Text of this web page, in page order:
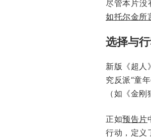
尽管本片没
如托尔金所
选择与
新版《超人
究反派“童
（如《金
正如预告片
行动，定义